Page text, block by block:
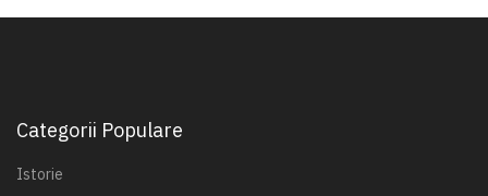
Categorii Populare
Istorie